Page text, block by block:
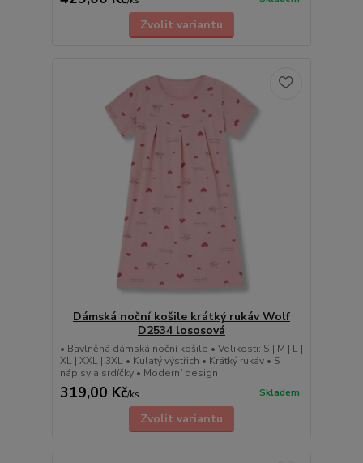
Zvolit variantu
Dámská noční košile krátký rukáv Wolf
D2534 lososová
• Bavlněná dámská noční košile • Velikosti: S | M | L |
XL | XXL | 3XL • Kulatý výstřich • Krátký rukáv • S
nápisy a srdíčky • Moderní design
319,00 Kč/ks Skladem
Zvolit variantu